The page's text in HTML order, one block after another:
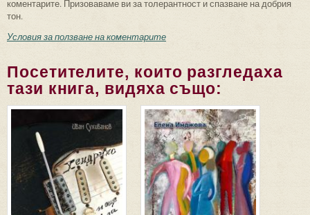
коментарите. Призоваваме ви за толерантност и спазване на добрия
тон.
Условия за ползване на коментарите
Посетителите, които разгледаха
тази книга, видяха също: